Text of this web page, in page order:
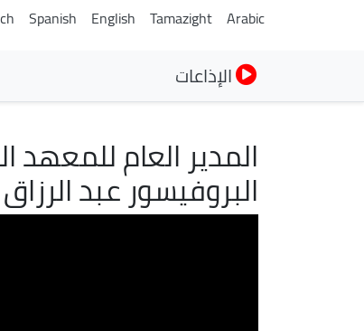
Arabic
Tamazight
English
Spanish
الإذاعات
المدير العام
البروفيسور عبد